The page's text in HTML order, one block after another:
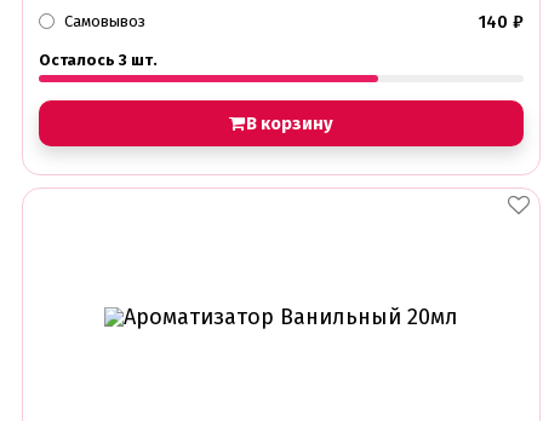
Самовывоз 140 ₽
Осталось 3 шт.
В корзину